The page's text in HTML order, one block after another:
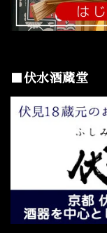
■伏水酒蔵堂